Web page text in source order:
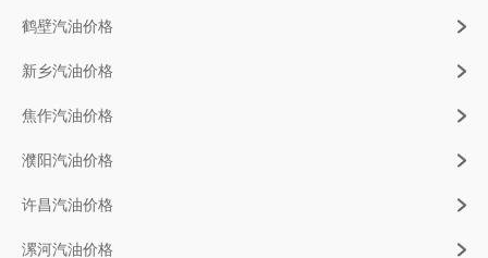
鹤壁汽油价格
新乡汽油价格
焦作汽油价格
濮阳汽油价格
许昌汽油价格
漯河汽油价格